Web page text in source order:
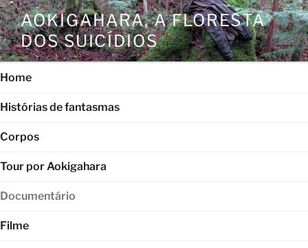
Saltar
para
o
conteúdo
AOKIGAHARA, A FLORESTA
DOS SUICÍDIOS
Home
Histórias de fantasmas
Corpos
Tour por Aokigahara
Documentário
Filme